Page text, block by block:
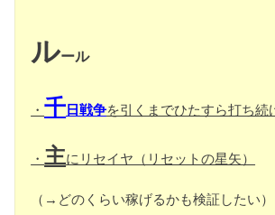
ルール
・千 日戦争を引くまでひたすら打ち続
・ 主にリセイヤ（リセットの星矢）
（→どのくらい稼げるかも検証したい）